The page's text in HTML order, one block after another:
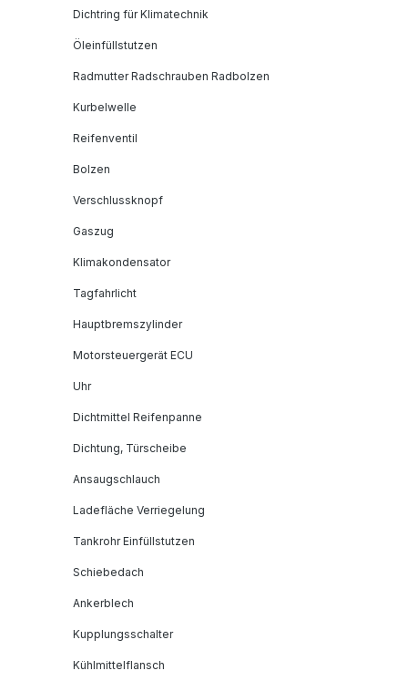
Dichtring für Klimatechnik
Öleinfüllstutzen
Radmutter Radschrauben Radbolzen
Kurbelwelle
Reifenventil
Bolzen
Verschlussknopf
Gaszug
Klimakondensator
Tagfahrlicht
Hauptbremszylinder
Motorsteuergerät ECU
Uhr
Dichtmittel Reifenpanne
Dichtung, Türscheibe
Ansaugschlauch
Ladefläche Verriegelung
Tankrohr Einfüllstutzen
Schiebedach
Ankerblech
Kupplungsschalter
Kühlmittelflansch